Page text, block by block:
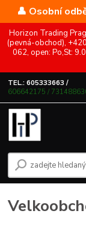
👤 Osobní
Horizon Trading
(pevná-obchod),
062, open: Po,St:
TEL.: 605333663 /
606642175 /